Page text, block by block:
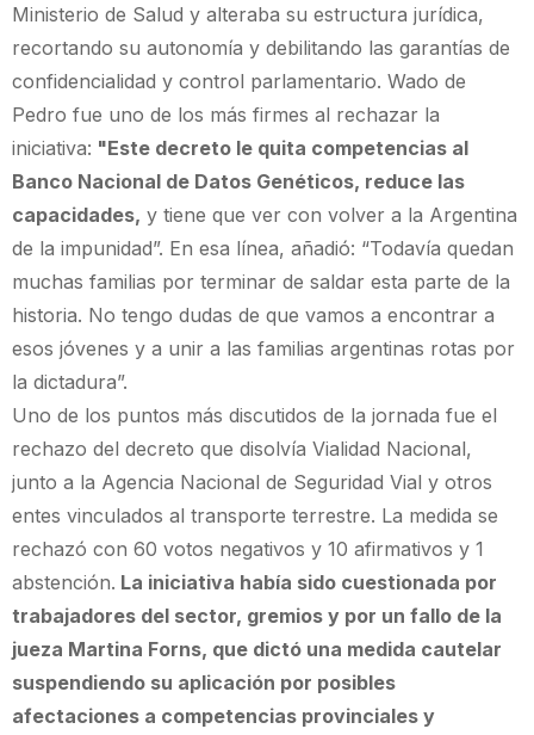
Ministerio de Salud y alteraba su estructura jurídica,
recortando su autonomía y debilitando las garantías de
confidencialidad y control parlamentario. Wado de
Pedro fue uno de los más firmes al rechazar la
iniciativa: "Este decreto le quita competencias al
Banco Nacional de Datos Genéticos, reduce las
capacidades, y tiene que ver con volver a la Argentina
de la impunidad”. En esa línea, añadió: “Todavía quedan
muchas familias por terminar de saldar esta parte de la
historia. No tengo dudas de que vamos a encontrar a
esos jóvenes y a unir a las familias argentinas rotas por
la dictadura”.
Uno de los puntos más discutidos de la jornada fue el
rechazo del decreto que disolvía Vialidad Nacional,
junto a la Agencia Nacional de Seguridad Vial y otros
entes vinculados al transporte terrestre. La medida se
rechazó con 60 votos negativos y 10 afirmativos y 1
abstención. La iniciativa había sido cuestionada por
trabajadores del sector, gremios y por un fallo de la
jueza Martina Forns, que dictó una medida cautelar
suspendiendo su aplicación por posibles
afectaciones a competencias provinciales y